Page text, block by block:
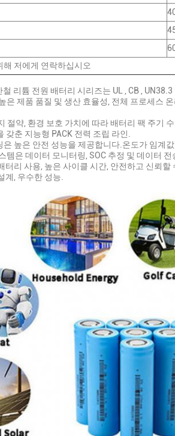
해 저에게 연락하십시오
리튬 전원 배터리 시리즈는 UL , CB ,
은 제품 품질 및 생산 효율성, 전체 프로세스
절약, 환경 보호 가치에 따라 배터리 팩 주기 수
갖춘 지능형 PACK 전력 조립 라인.
높은 안전 성능을 제공합니다.온도가 임계
템은 데이터 모니터링, SOC 추정 및 데이터 전
리 사용, 높은 사이클 시간, 안전하고 신뢰할
, 우수한 성능.